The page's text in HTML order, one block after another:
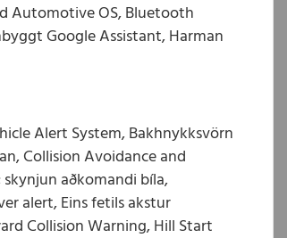
Automotive OS, Bluetooth
Google Assistant, Harman
Alert System, Bakhnykksvörn
Collision Avoidance and
aðkomandi bíla,
alert, Eins fetils akstur
Collision Warning, Hill Start